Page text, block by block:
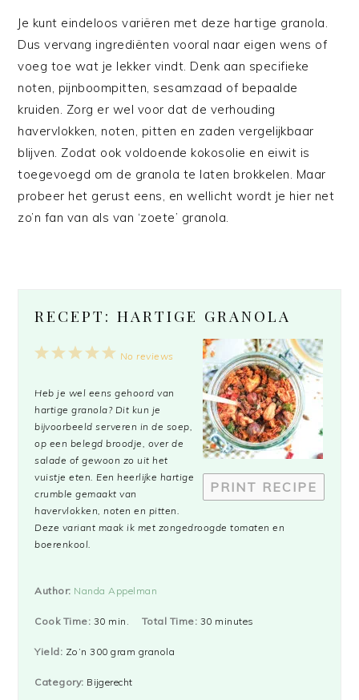
Je kunt eindeloos variëren met deze hartige granola.
Dus vervang ingrediënten vooral naar eigen wens of
voeg toe wat je lekker vindt. Denk aan specifieke
noten, pijnboompitten, sesamzaad of bepaalde
kruiden. Zorg er wel voor dat de verhouding
havervlokken, noten, pitten en zaden vergelijkbaar
blijven. Zodat ook voldoende kokosolie en eiwit is
toegevoegd om de granola te laten brokkelen. Maar
probeer het gerust eens, en wellicht wordt je hier net
zo’n fan van als van ‘zoete’ granola.
RECEPT: HARTIGE GRANOLA
PRINT RECIPE
5
4
3
2
1
No reviews
Heb je wel eens gehoord van
hartige granola? Dit kun je
bijvoorbeeld serveren in de soep,
op een belegd broodje, over de
salade of gewoon zo uit het
vuistje eten. Een heerlijke hartige
crumble gemaakt van
havervlokken, noten en pitten.
Deze variant maak ik met zongedroogde tomaten en
boerenkool.
Author: Nanda Appelman
Cook Time: 30 min. Total Time: 30 minutes
Yield: Zo’n 300 gram granola
Category: Bijgerecht